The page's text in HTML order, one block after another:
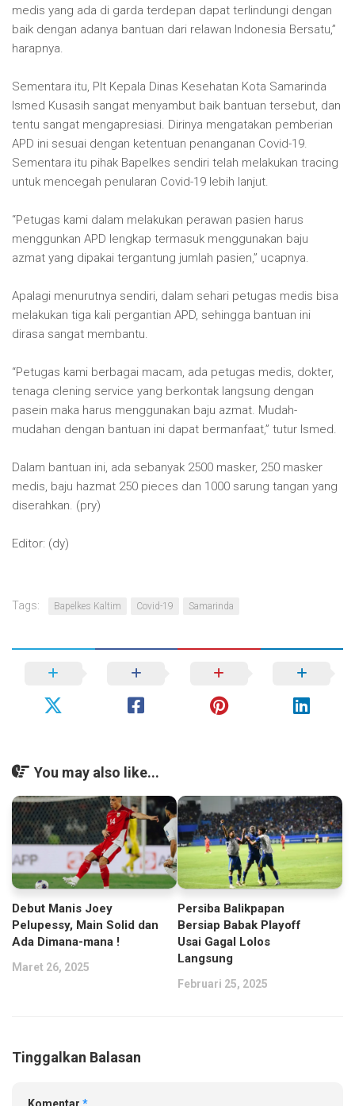
medis yang ada di garda terdepan dapat terlindungi dengan
baik dengan adanya bantuan dari relawan Indonesia Bersatu,”
harapnya.
Sementara itu, Plt Kepala Dinas Kesehatan Kota Samarinda
Ismed Kusasih sangat menyambut baik bantuan tersebut, dan
tentu sangat mengapresiasi. Dirinya mengatakan pemberian
APD ini sesuai dengan ketentuan penanganan Covid-19.
Sementara itu pihak Bapelkes sendiri telah melakukan tracing
untuk mencegah penularan Covid-19 lebih lanjut.
“Petugas kami dalam melakukan perawan pasien harus
menggunkan APD lengkap termasuk menggunakan baju
azmat yang dipakai tergantung jumlah pasien,” ucapnya.
Apalagi menurutnya sendiri, dalam sehari petugas medis bisa
melakukan tiga kali pergantian APD, sehingga bantuan ini
dirasa sangat membantu.
“Petugas kami berbagai macam, ada petugas medis, dokter,
tenaga clening service yang berkontak langsung dengan
pasein maka harus menggunakan baju azmat. Mudah-
mudahan dengan bantuan ini dapat bermanfaat,” tutur Ismed.
Dalam bantuan ini, ada sebanyak 2500 masker, 250 masker
medis, baju hazmat 250 pieces dan 1000 sarung tangan yang
diserahkan. (pry)
Editor: (dy)
Tags: Bapelkes Kaltim Covid-19 Samarinda
You may also like...
Debut Manis Joey
Pelupessy, Main Solid dan
Ada Dimana-mana !
Maret 26, 2025
Persiba Balikpapan
Bersiap Babak Playoff
Usai Gagal Lolos
Langsung
Februari 25, 2025
Tinggalkan Balasan